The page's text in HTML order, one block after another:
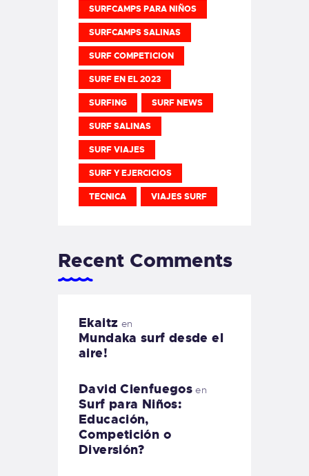
SURFCAMPS PARA NIÑOS
SURFCAMPS SALINAS
SURF COMPETICION
SURF EN EL 2023
SURFING SURF NEWS
SURF SALINAS
SURF VIAJES
SURF Y EJERCICIOS
TECNICA VIAJES SURF
Recent Comments
Ekaitz en
Mundaka surf desde el
aire!
David Cienfuegos en
Surf para Niños:
Educación,
Competición o
Diversión?